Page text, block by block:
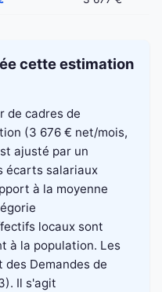
cette estimation
de cadres de
(3 676 € net/mois,
ajusté par un
écarts salariaux
à la moyenne
locaux sont
à la population. Les
Demandes de
Il s'agit